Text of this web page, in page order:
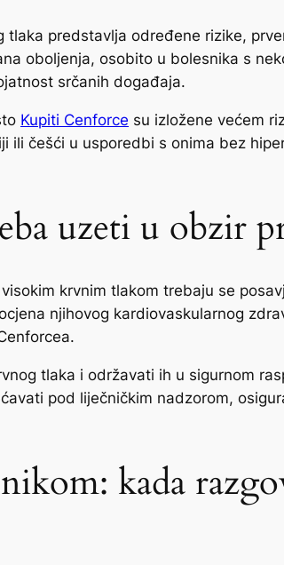
tlaka predstavlja određene rizike,
oboljenja, osobito u bolesnika s
srčanih događaja.
Kupiti Cenforce su izložene većem
ili češći u usporedbi s onima bez
uzeti u obzir
krvnim tlakom trebaju se
njihovog kardiovaskularnog
tlaka i održavati ih u sigurnom
pod liječničkim nadzorom,
kada